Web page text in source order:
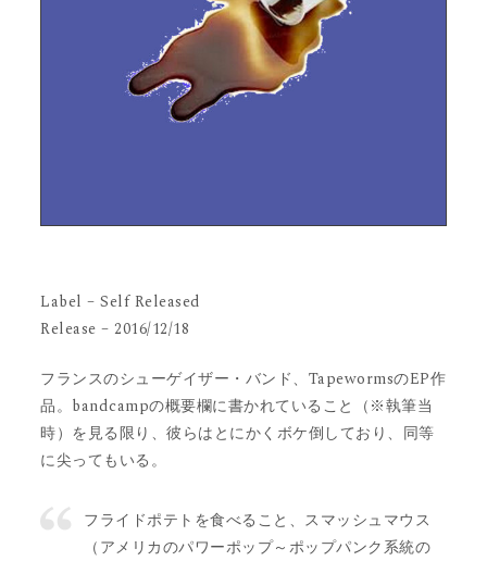
Label – Self Released
Release – 2016/12/18
フランスのシューゲイザー・バンド、TapewormsのEP作
品。bandcampの概要欄に書かれていること（※執筆当
時）を見る限り、彼らはとにかくボケ倒しており、同等
に尖ってもいる。
フライドポテトを食べること、スマッシュマウス
（アメリカのパワーポップ～ポップパンク系統の